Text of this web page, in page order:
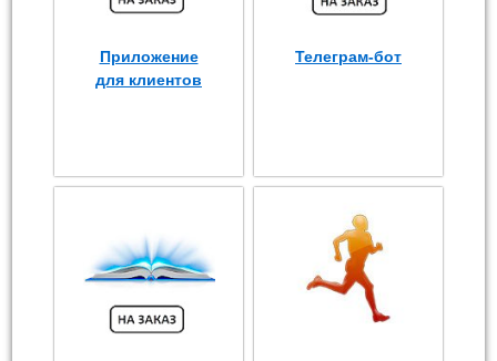
Приложение
для клиентов
Телеграм-бот